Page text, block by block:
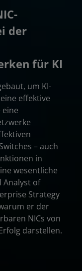
der
für KI
um KI-
effektive
– auch
in
wesentliche
Analyst of
Strategy
er der
NICs von
darstellen.